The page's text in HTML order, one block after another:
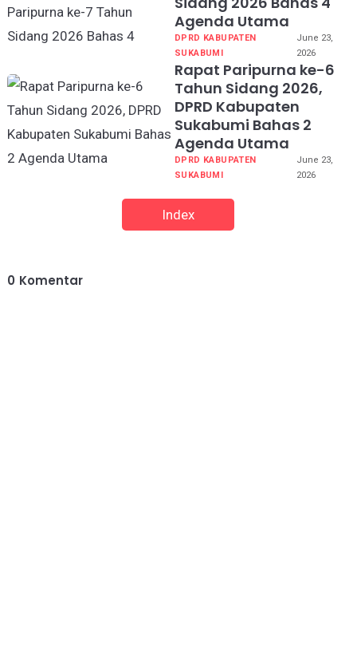
Agenda Utama
DPRD KABUPATEN
SUKABUMI
June 23,
2026
Rapat Paripurna ke-6
Tahun Sidang 2026,
DPRD Kabupaten
Sukabumi Bahas 2
Agenda Utama
DPRD KABUPATEN
SUKABUMI
June 23,
2026
Index
0 Komentar